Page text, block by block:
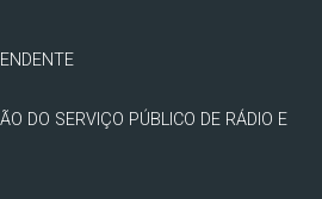
DO SERVIÇO PÚBLICO DE RÁDIO E